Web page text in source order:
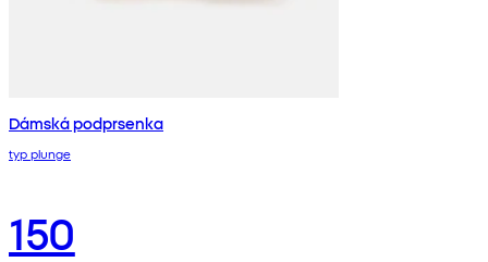
Dámská podprsenka
typ plunge
150